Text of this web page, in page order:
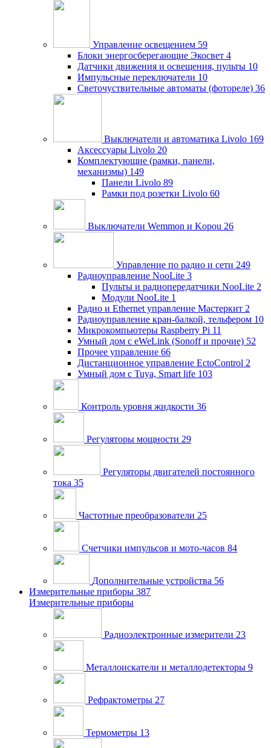
Управление освещением 59
Блоки энергосберегающие Экосвет 4
Датчики движения и освещения, пульты 10
Импульсные переключатели 10
Светочуствительные автоматы (фотореле) 36
Выключатели и автоматика Livolo 169
Аксессуары Livolo 20
Комплектующие (рамки, панели,
механизмы) 149
Панели Livolo 89
Рамки под розетки Livolo 60
Выключатели Wemmon и Kopou 26
Управление по радио и сети 249
Радиоуправление NooLite 3
Пульты и радиопередатчики NooLite 2
Модули NooLite 1
Радио и Ethernet управление Мастеркит 2
Радиоуправление кран-балкой, тельфером 10
Микрокомпьютеры Raspberry Pi 11
Умный дом c eWeLink (Sonoff и прочие) 52
Прочее управление 66
Дистанционное управление EctoControl 2
Умный дом с Tuya, Smart life 103
Контроль уровня жидкости 36
Регуляторы мощности 29
Регуляторы двигателей постоянного
тока 35
Частотные преобразователи 25
Счетчики импульсов и мото-часов 84
Дополнительные устройства 56
Измерительные приборы 387
Измерительные приборы
Радиоэлектронные измерители 23
Металлоискатели и металлодетекторы 9
Рефрактометры 27
Термометры 13